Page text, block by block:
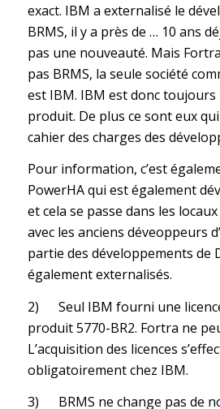
exact. IBM a externalisé le
BRMS, il y a près de … 10 ans
pas une nouveauté. Mais
pas BRMS, la seule société
est IBM. IBM est donc toujours
produit. De plus ce sont eux
cahier des charges des
Pour information, c’est
PowerHA qui est également
et cela se passe dans les
avec les anciens déveoppeurs
partie des développements de
également externalisés.
2) Seul IBM fourni une
produit 5770-BR2. Fortra ne
L’acquisition des licences
obligatoirement chez IBM.
3) BRMS ne change pas de